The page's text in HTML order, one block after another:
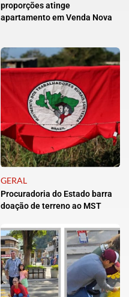
proporções atinge
apartamento em Venda Nova
GERAL
Procuradoria do Estado barra
doação de terreno ao MST